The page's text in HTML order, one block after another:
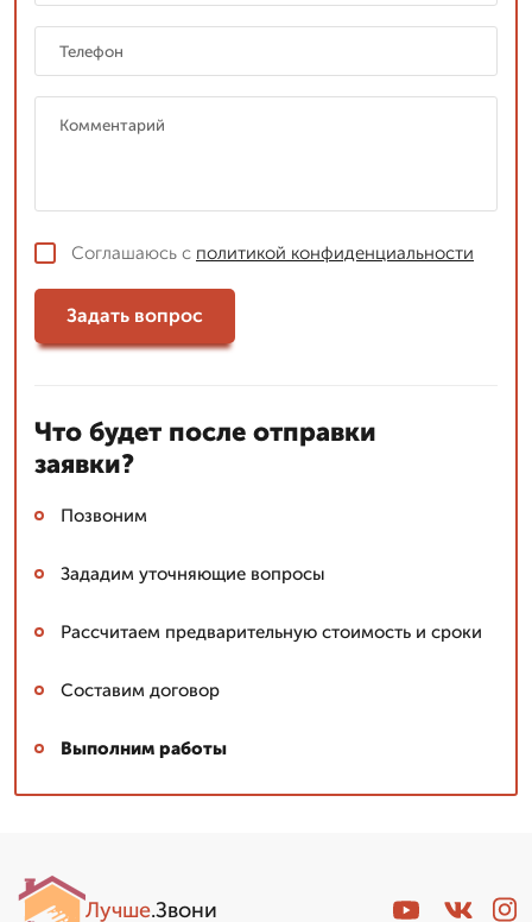
Соглашаюсь с политикой конфиденциальности
Задать вопрос
Что будет после отправки
заявки?
Позвоним
Зададим уточняющие вопросы
Рассчитаем предварительную стоимость и сроки
Составим договор
Выполним работы
Лучше.Звони